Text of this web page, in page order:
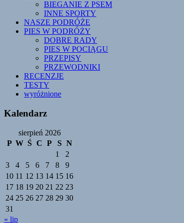
BIEGANIE Z PSEM
INNE SPORTY
NASZE PODRÓŻE
PIES W PODRÓŻY
DOBRE RADY
PIES W POCIĄGU
PRZEPISY
PRZEWODNIKI
RECENZJE
TESTY
wyróżnione
Kalendarz
sierpień 2026
P W Ś C P S N
1
2
3
4 5 6 7 8
9
10 11 12 13 14 15 16
17 18 19 20 21 22 23
24 25 26 27 28 29 30
31
« lip